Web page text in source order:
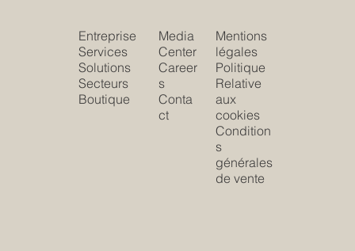
Entreprise
Services
Solutions
Secteurs
Boutique
Media
Center
Career
s
Conta
ct
Mentions
légales
Politique
Relative
aux
cookies
Condition
s
générales
de vente